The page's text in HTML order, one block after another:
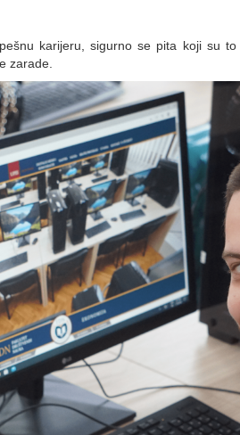
karijeru, sigurno se pita koji su
zarade.